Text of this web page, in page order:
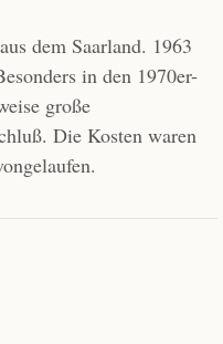
dem Saarland. 1963
in den 1970er-
große
Die Kosten waren